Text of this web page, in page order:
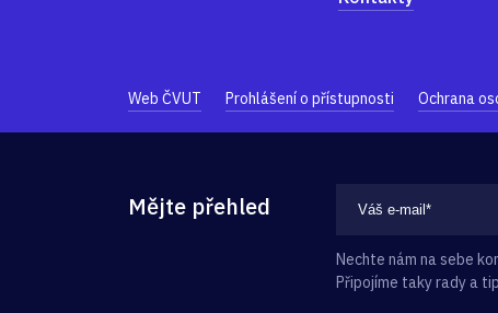
Web ČVUT Prohlášení o přístupnosti Ochrana
Mějte přehled
Nechte nám na sebe
Připojíme taky rady a